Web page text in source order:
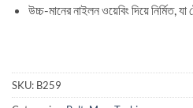
উচ্চ-মানের নাইলন ওয়েবিং দিয়ে নির্মিত,
SKU: B259